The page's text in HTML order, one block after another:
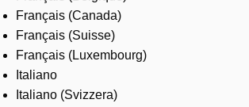
Français (Canada)
Français (Suisse)
Français (Luxembourg)
Italiano
Italiano (Svizzera)